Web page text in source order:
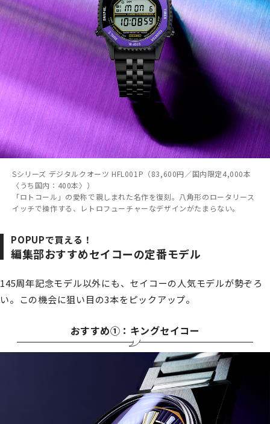
Sシリーズ デジタルクオーツ HFL001P（83,600円／国内限定4,000本
〈うち国内：400本〉）
「ロトコール」の愛称で親しまれた名作を復刻。八角形のロータリース
イッチで操作する、レトロフューチャーなデザインがたまらない。
POPUPで買える！
編集部おすすめセイコーの定番モデル
145周年記念モデル以外にも、セイコーの人気モデルが勢ぞろ
い。この機会に狙い目の3本をピックアップ。
おすすめ①：キングセイコー